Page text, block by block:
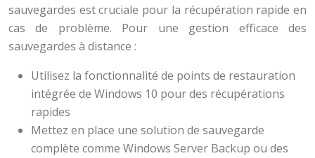
sauvegardes est cruciale pour la récupération rapide en
cas de problème. Pour une gestion efficace des
sauvegardes à distance :
Utilisez la fonctionnalité de points de restauration
intégrée de Windows 10 pour des récupérations
rapides
Mettez en place une solution de sauvegarde
complète comme Windows Server Backup ou des